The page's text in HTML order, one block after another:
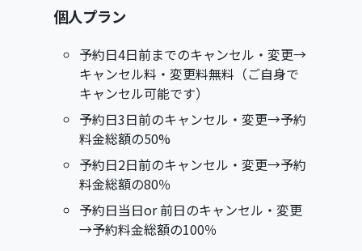
個人プラン
予約日4日前までのキャンセル・変更→
キャンセル料・変更料無料（ご自身で
キャンセル可能です）
予約日3日前のキャンセル・変更→予約
料金総額の50%
予約日2日前のキャンセル・変更→予約
料金総額の80％
予約日当日or 前日のキャンセル・変更
→予約料金総額の100％